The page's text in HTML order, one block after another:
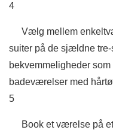
4
Vælg mellem
suiter på de sjældne
bekvemmeligheder
badeværelser med
5
Book et værelse på